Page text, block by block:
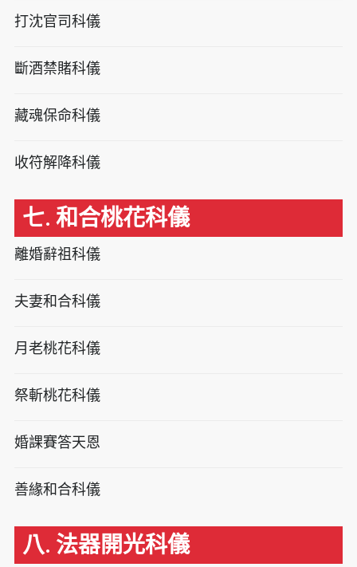
打沈官司科儀
斷酒禁賭科儀
藏魂保命科儀
收符解降科儀
七. 和合桃花科儀
離婚辭祖科儀
夫妻和合科儀
月老桃花科儀
祭斬桃花科儀
婚課賽答天恩
善緣和合科儀
八. 法器開光科儀